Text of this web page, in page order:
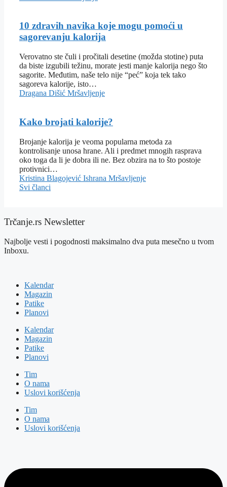
10 zdravih navika koje mogu pomoći u
sagorevanju kalorija
Verovatno ste čuli i pročitali desetine (možda stotine) puta
da biste izgubili težinu, morate jesti manje kalorija nego što
sagorite. Međutim, naše telo nije “peć” koja tek tako
sagoreva kalorije, isto…
Dragana Dišić Mršavljenje
Kako brojati kalorije?
Brojanje kalorija je veoma popularna metoda za
kontrolisanje unosa hrane. Ali i predmet mnogih rasprava
oko toga da li je dobra ili ne. Bez obzira na to što postoje
protivnici…
Kristina Blagojević Ishrana Mršavljenje
Svi članci
Trčanje.rs Newsletter
Najbolje vesti i pogodnosti maksimalno dva puta mesečno u tvom
Inboxu.
Kalendar
Magazin
Patike
Planovi
Kalendar
Magazin
Patike
Planovi
Tim
O nama
Uslovi korišćenja
Tim
O nama
Uslovi korišćenja